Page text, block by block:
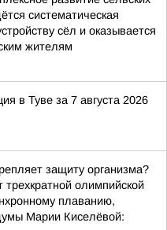
систематическая
сёл и оказывается
жителям
в Туве за 7 августа 2026
защиту организма?
трехкратной олимпийской
плаванию,
Марии Киселёвой: